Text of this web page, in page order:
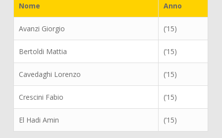
Nome Anno
Avanzi Giorgio (’15)
Bertoldi Mattia (’15)
Cavedaghi Lorenzo (’15)
Crescini Fabio (’15)
El Hadi Amin (’15)